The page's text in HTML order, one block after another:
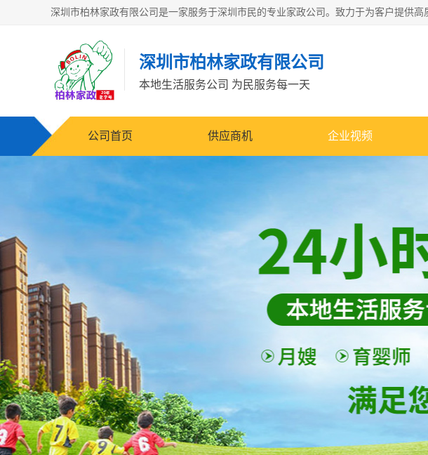
深圳市柏林家政有限公司
本地生活服务公司 为民服务每一天
公司首页 供应商机 企业视频